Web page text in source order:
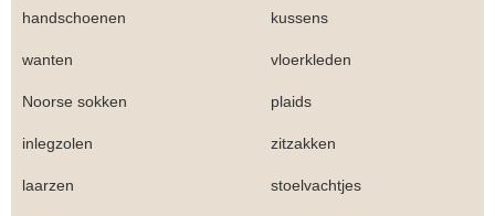
handschoenen kussens
wanten vloerkleden
Noorse sokken plaids
inlegzolen zitzakken
laarzen stoelvachtjes